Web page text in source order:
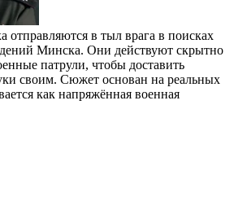
отправляются в тыл врага в поисках
Минска. Они действуют скрытно
патрули, чтобы доставить
своим. Сюжет основан на реальных
как напряжённая военная